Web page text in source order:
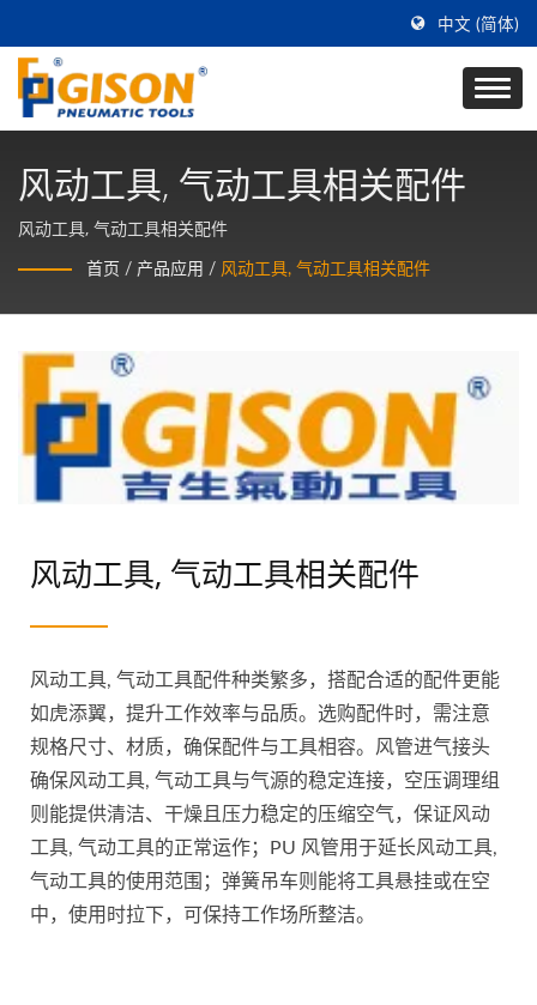
中文 (简体)
风动工具, 气动工具相关配件
风动工具, 气动工具相关配件
首页 / 产品应用 / 风动工具, 气动工具相关配件
风动工具, 气动工具相关配件
风动工具, 气动工具配件种类繁多，搭配合适的配件更能
如虎添翼，提升工作效率与品质。选购配件时，需注意
规格尺寸、材质，确保配件与工具相容。风管进气接头
确保风动工具, 气动工具与气源的稳定连接，空压调理组
则能提供清洁、干燥且压力稳定的压缩空气，保证风动
工具, 气动工具的正常运作；PU 风管用于延长风动工具,
气动工具的使用范围；弹簧吊车则能将工具悬挂或在空
中，使用时拉下，可保持工作场所整洁。